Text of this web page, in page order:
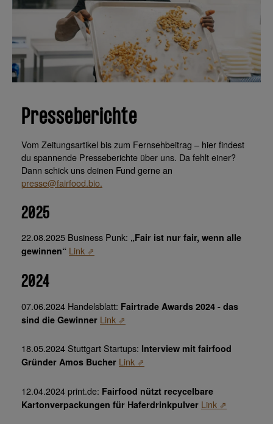
Presseberichte
Vom Zeitungsartikel bis zum Fernsehbeitrag – hier findest
du spannende Presseberichte über uns. Da fehlt einer?
Dann schick uns deinen Fund gerne an
presse@fairfood.bio.
2025
22.08.2025 Business Punk: „Fair ist nur fair, wenn alle
gewinnen“ Link ⇗
2024
07.06.2024 Handelsblatt: Fairtrade Awards 2024 - das
sind die Gewinner Link ⇗
18.05.2024 Stuttgart Startups: Interview mit fairfood
Gründer Amos Bucher Link ⇗
12.04.2024 print.de: Fairfood nützt recycelbare
Kartonverpackungen für Haferdrinkpulver Link ⇗